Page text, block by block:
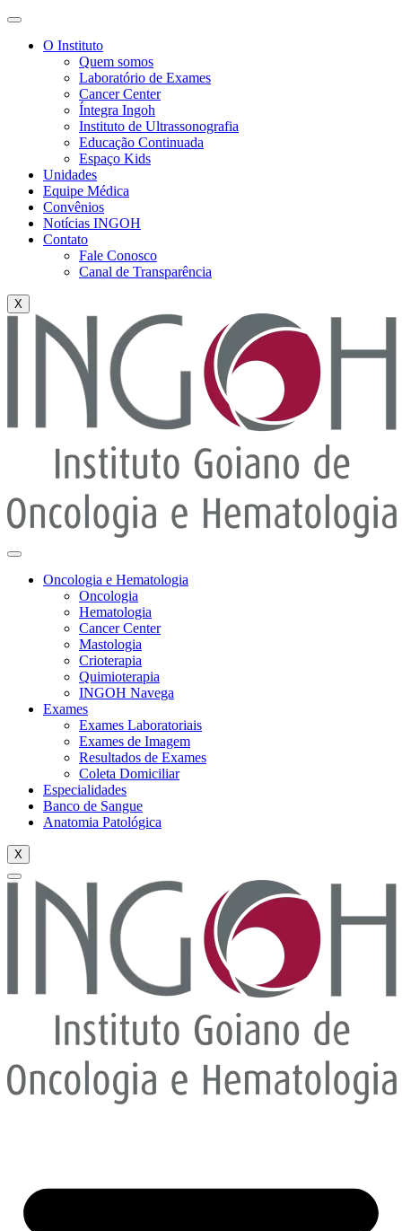
O Instituto
Quem somos
Laboratório de Exames
Cancer Center
Íntegra Ingoh
Instituto de Ultrassonografia
Educação Continuada
Espaço Kids
Unidades
Equipe Médica
Convênios
Notícias INGOH
Contato
Fale Conosco
Canal de Transparência
X
Oncologia e Hematologia
Oncologia
Hematologia
Cancer Center
Mastologia
Crioterapia
Quimioterapia
INGOH Navega
Exames
Exames Laboratoriais
Exames de Imagem
Resultados de Exames
Coleta Domiciliar
Especialidades
Banco de Sangue
Anatomia Patológica
X